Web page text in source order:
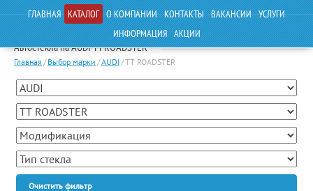
ГЛАВНАЯ КАТАЛОГ О КОМПАНИИ КОНТАКТЫ ВАКАНСИИ УСЛУГИ
ИНФОРМАЦИЯ АКЦИИ
Автостекла на AUDI TT ROADSTER
Главная / Выбор марки /AUDI/TT ROADSTER
Очистить фильтр